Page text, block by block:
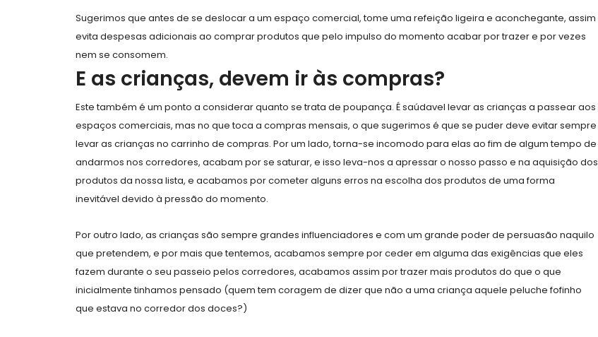
Sugerimos que antes de se deslocar a um espaço comercial, tome uma refeição ligeira e aconchegante, assim
evita despesas adicionais ao comprar produtos que pelo impulso do momento acabar por trazer e por vezes
nem se consomem.
E as crianças, devem ir às compras?
Este também é um ponto a considerar quanto se trata de poupança. É saúdavel levar as crianças a passear aos
espaços comerciais, mas no que toca a compras mensais, o que sugerimos é que se puder deve evitar sempre
levar as crianças no carrinho de compras. Por um lado, torna-se incomodo para elas ao fim de algum tempo de
andarmos nos corredores, acabam por se saturar, e isso leva-nos a apressar o nosso passo e na aquisição dos
produtos da nossa lista, e acabamos por cometer alguns erros na escolha dos produtos de uma forma
inevitável devido à pressão do momento.
Por outro lado, as crianças são sempre grandes influenciadores e com um grande poder de persuasão naquilo
que pretendem, e por mais que tentemos, acabamos sempre por ceder em alguma das exigências que eles
fazem durante o seu passeio pelos corredores, acabamos assim por trazer mais produtos do que o que
inicialmente tinhamos pensado (quem tem coragem de dizer que não a uma criança aquele peluche fofinho
que estava no corredor dos doces?)